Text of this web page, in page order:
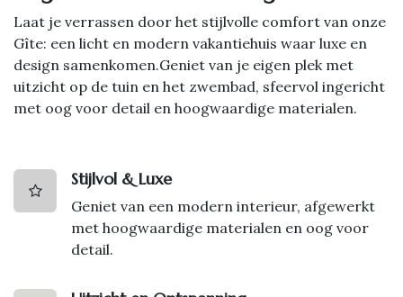
Laat je verrassen door het stijlvolle comfort van onze
Gîte: een licht en modern vakantiehuis waar luxe en
design samenkomen.Geniet van je eigen plek met
uitzicht op de tuin en het zwembad, sfeervol ingericht
met oog voor detail en hoogwaardige materialen.
Stijlvol & Luxe
Geniet van een modern interieur, afgewerkt
met hoogwaardige materialen en oog voor
detail.